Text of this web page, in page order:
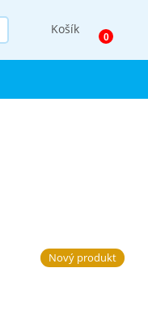
Košík
Nový produkt